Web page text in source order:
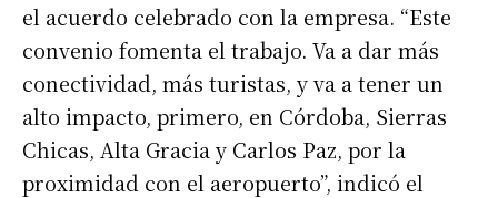
el acuerdo celebrado con la empresa. “Este
convenio fomenta el trabajo. Va a dar más
conectividad, más turistas, y va a tener un
alto impacto, primero, en Córdoba, Sierras
Chicas, Alta Gracia y Carlos Paz, por la
proximidad con el aeropuerto”, indicó el